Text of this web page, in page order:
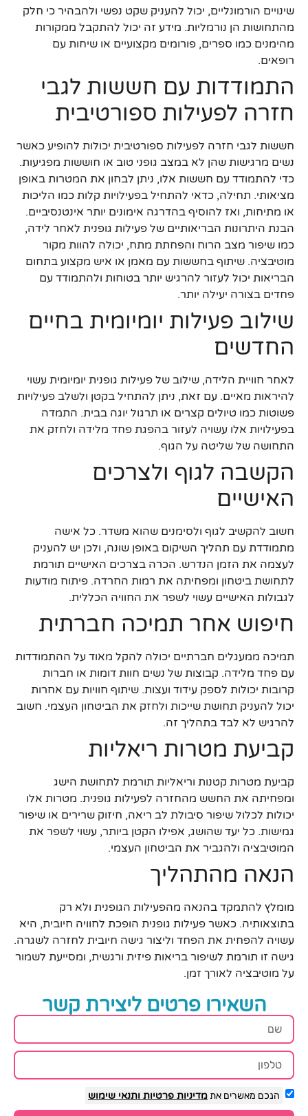
שינויים הורמונליים, יכול להעניק שקט נפשי ולהבהיר כי חלק
מהתחושות הן נורמליות. מידע זה יכול להתקבל ממקורות
מהימנים כמו ספרים, פורומים מקצועיים או שיחות עם
רופאים.
התמודדות עם חששות לגבי
חזרה לפעילות ספורטיבית
חששות לגבי חזרה לפעילות ספורטיבית יכולות להופיע כאשר
נשים מרגישות שהן לא במצב גופני טוב או חוששות מפגיעות.
כדי להתמודד עם חששות אלו, ניתן לבחון את המטרות באופן
מציאותי. תחילה, כדאי להתחיל בפעילויות קלות כמו הליכות
או מתיחות, ואז להוסיף בהדרגה אימונים יותר אינטנסיביים.
הבנת היתרונות הבריאותיים של פעילות גופנית לאחר לידה,
כמו שיפור מצב הרוח והפחתת מתח, יכולה להוות מקור
מוטיבציה. שיתוף בחששות עם מאמן או איש מקצוע בתחום
הבריאות יכול לעזור להרגיש יותר בטוחות ולהתמודד עם
פחדים בצורה יעילה יותר.
שילוב פעילות יומיומית בחיים
החדשים
לאחר חוויית הלידה, שילוב של פעילות גופנית יומיומית עשוי
להיראות מאיים. עם זאת, ניתן להתחיל בקטן ולשלב פעילויות
פשוטות כמו טיולים קצרים או תרגול יוגה בבית. התמדה
בפעילויות אלו עשויה לעזור בהפגת פחד מלידה ולחזק את
התחושה של שליטה על הגוף.
הקשבה לגוף ולצרכים
האישיים
חשוב להקשיב לגוף ולסימנים שהוא משדר. כל אישה
מתמודדת עם תהליך השיקום באופן שונה, ולכן יש להעניק
לעצמה את הזמן הנדרש. הכרה בצרכים האישיים תורמת
לתחושת ביטחון ומפחיתה את רמות החרדה. פיתוח מודעות
לגבולות האישיים עשוי לשפר את החוויה הכללית.
חיפוש אחר תמיכה חברתית
תמיכה ממעגלים חברתיים יכולה להקל מאוד על ההתמודדות
עם פחד מלידה. קבוצות של נשים חוות דומות או חברות
קרובות יכולות לספק עידוד ועצות. שיתוף חוויות עם אחרות
יכול להעניק תחושת שייכות ולחזק את הביטחון העצמי. חשוב
להרגיש לא לבד בתהליך זה.
קביעת מטרות ריאליות
קביעת מטרות קטנות וריאליות תורמת לתחושת הישג
ומפחיתה את החשש מהחזרה לפעילות גופנית. מטרות אלו
יכולות לכלול שיפור סיבולת לב ריאה, חיזוק שרירים או שיפור
גמישות. כל יעד שהושג, אפילו הקטן ביותר, עשוי לשפר את
המוטיבציה ולהגביר את הביטחון העצמי.
הנאה מהתהליך
מומלץ להתמקד בהנאה מהפעילות הגופנית ולא רק
בתוצאותיה. כאשר פעילות גופנית הופכת לחוויה חיובית, היא
עשויה להפחית את הפחד וליצור גישה חיובית לחזרה לשגרה.
גישה זו תורמת לשיפור בריאות פיזית ורגשית, ומסייעת לשמור
על מוטיבציה לאורך זמן.
השאירו פרטים ליצירת קשר
הנכם מאשרים אתמדיניות פרטיות ותנאי שימוש